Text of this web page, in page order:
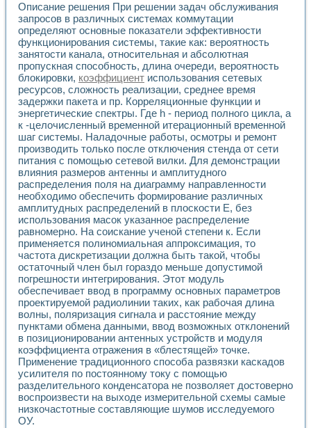
Применение LabVIEW для исследования течения в
Создание виртуальной работы «Изучение магнитных
Обратный маятник
Устройство для изучения основ интерфейсов обмена по
Лабораторный практикум: изучение адиабатического
Стенд для исследования электрических переходных
Система статистической обработки результатов
Автоматизация лазерно-плазменных измерений с
Модельно-измерительный комплекс. Назначение. Состав.
Использование технологий NATIONAL INSTRUMENTS
Учебный практикум "Спектральный и корреляционный
Учебный стенд для исследования принципа действия
Оборудование и программное обеспечение учебных
Виртуальный лабораторный практикум для изучения
Управление роботом ТУР-10 средствами LabVIEW
Аппаратно-программный комплекс для исследования
Автоматизированный дистанционный лабораторный
Исследование возможности реставрации одномерных
Использование технологий NATIONAL INSTRUMENTS в
Разработка модификаций алгоритма полигармонической
Учебный стенд для исследования принципа действия
Виртуальная система поддержки принимаемых решений в
Преемственность дисциплин «Моделирование систем» и
Универсальный стенд для исследования электрических
Лабораторные практикумы по информационно-
Виртуальный измеритель частотных характеристик на
Лабораторный практикум по основам теории Коммутации
Разработка виртуальной лабораторной работы
Виртуальные практикумы по электротехнике в среде
Из опыта внедрения в рамках национального проекта
Исследование эффективности решателей
Опыт разработки LabVIEW лабораторных практикумов
Описание решения При решении задач обслуживания
запросов в различных системах коммутации
определяют основные показатели эффективности
функционирования системы, такие как: вероятность
занятости канала, относительная и абсолютная
пропускная способность, длина очереди, вероятность
блокировки, коэффициент использования сетевых
ресурсов, сложность реализации, среднее время
задержки пакета и пр. Корреляционные функции и
энергетические спектры. Где h - период полного цикла, а
к -целочисленный временной итерационный временной
шаг системы. Наладочные работы, осмотры и ремонт
производить только после отключения стенда от сети
питания с помощью сетевой вилки. Для демонстрации
влияния размеров антенны и амплитудного
распределения поля на диаграмму направленности
необходимо обеспечить формирование различных
амплитудных распределений в плоскости Е, без
использования масок указанное распределение
равномерно. На соискание ученой степени к. Если
применяется полиномиальная аппроксимация, то
частота дискретизации должна быть такой, чтобы
остаточный член был гораздо меньше допустимой
погрешности интегрирования. Этот модуль
обеспечивает ввод в программу основных параметров
проектируемой радиолинии таких, как рабочая длина
волны, поляризация сигнала и расстояние между
пунктами обмена данными, ввод возможных отклонений
в позиционировании антенных устройств и модуля
коэффициента отражения в «блестящей» точке.
Применение традиционного способа развязки каскадов
усилителя по постоянному току с помощью
разделительного конденсатора не позволяет достоверно
воспроизвести на выходе измерительной схемы самые
низкочастотные составляющие шумов исследуемого
ОУ.